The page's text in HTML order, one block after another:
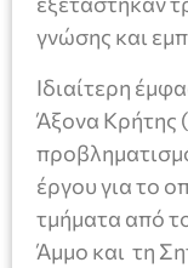
γνώσης και
Ιδιαίτερη
Άξονα
έργου για το
τμήματα από
Άμμο και τη